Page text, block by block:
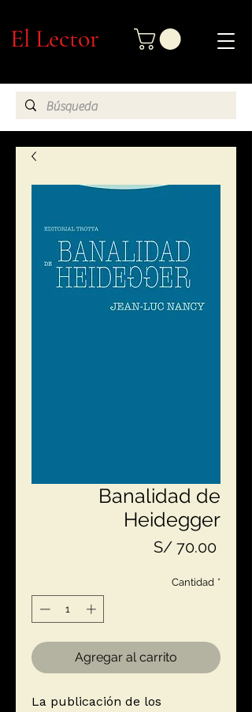
El Lector
Banalidad de
Heidegger
S/ 70.00Precio
Cantidad *
Agregar al carrito
La publicación de los